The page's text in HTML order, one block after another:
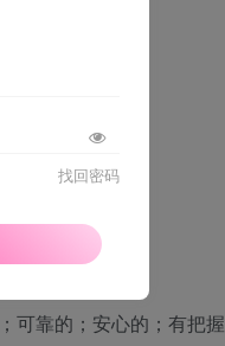
和复数
能的
的现在分词
可靠的；安心的；有把握
找回密码